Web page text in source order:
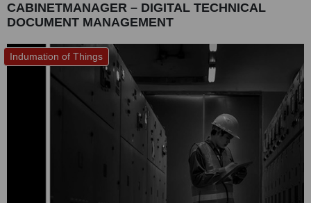
CABINETMANAGER – DIGITAL TECHNICAL
DOCUMENT MANAGEMENT
Indumation of Things